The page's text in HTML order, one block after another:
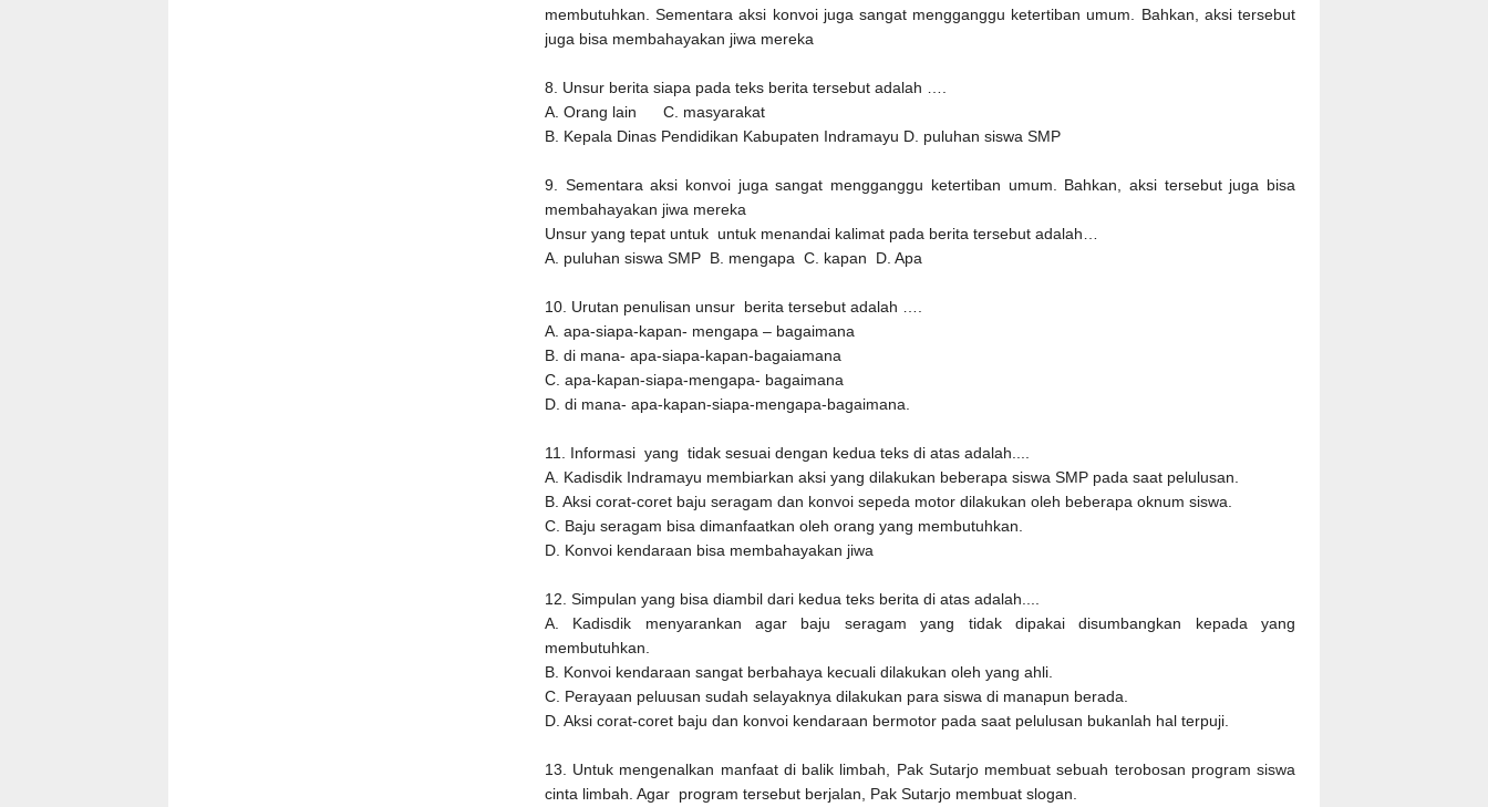
membutuhkan. Sementara aksi konvoi juga sangat mengganggu ketertiban umum. Bahkan, aksi tersebut
juga bisa membahayakan jiwa mereka
8. Unsur berita siapa pada teks berita tersebut adalah ….
A. Orang lain
C. masyarakat
B. Kepala Dinas Pendidikan Kabupaten Indramayu D. puluhan siswa SMP
9. Sementara aksi konvoi juga sangat mengganggu ketertiban umum. Bahkan, aksi tersebut juga bisa
membahayakan jiwa mereka
Unsur yang tepat untuk untuk menandai kalimat pada berita tersebut adalah…
A. puluhan siswa SMP B. mengapa C. kapan D. Apa
10. Urutan penulisan unsur berita tersebut adalah ….
A. apa-siapa-kapan- mengapa – bagaimana
B. di mana- apa-siapa-kapan-bagaiamana
C. apa-kapan-siapa-mengapa- bagaimana
D. di mana- apa-kapan-siapa-mengapa-bagaimana.
11. Informasi yang tidak sesuai dengan kedua teks di atas adalah....
A. Kadisdik Indramayu membiarkan aksi yang dilakukan beberapa siswa SMP pada saat pelulusan.
B. Aksi corat-coret baju seragam dan konvoi sepeda motor dilakukan oleh beberapa oknum siswa.
C. Baju seragam bisa dimanfaatkan oleh orang yang membutuhkan.
D. Konvoi kendaraan bisa membahayakan jiwa
12. Simpulan yang bisa diambil dari kedua teks berita di atas adalah....
A. Kadisdik menyarankan agar baju seragam yang tidak dipakai disumbangkan kepada yang
membutuhkan.
B. Konvoi kendaraan sangat berbahaya kecuali dilakukan oleh yang ahli.
C. Perayaan peluusan sudah selayaknya dilakukan para siswa di manapun berada.
D. Aksi corat-coret baju dan konvoi kendaraan bermotor pada saat pelulusan bukanlah hal terpuji.
13. Untuk mengenalkan manfaat di balik limbah, Pak Sutarjo membuat sebuah terobosan program siswa
cinta limbah. Agar program tersebut berjalan, Pak Sutarjo membuat slogan.